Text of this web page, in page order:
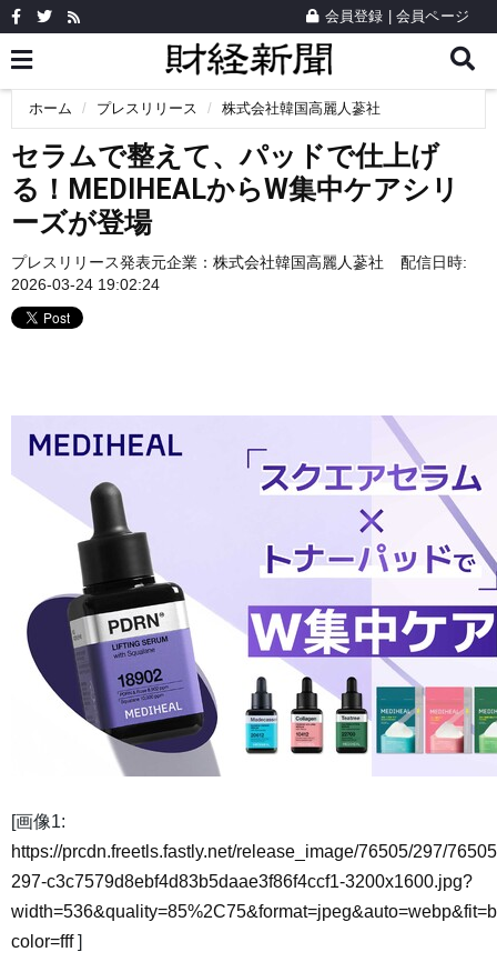
会員登録 会員ページ
ホーム プレスリリース 株式会社韓国高麗人蔘社
セラムで整えて、パッドで仕上げ
る！MEDIHEALからW集中ケアシリ
ーズが登場
プレスリリース発表元企業： 株式会社韓国高麗人蔘社
配信日時:
2026-03-24 19:02:24
[画像1:
https://prcdn.freetls.fastly.net/release_image/76505/297/
297-c3c7579d8ebf4d83b5daae3f86f4ccf1-3200x1600.jpg?
color=fff]